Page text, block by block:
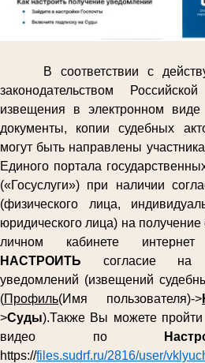
В соответствии с
законодательством
извещения в электронном
документы, копии судебных
могут быть направлены
Единого портала
(«Госуслуги») при наличии
(физического лица,
юридического лица) на
личном кабинете интернет
НАСТРОИТЬ согласие на
уведомлений (извещений
(Профиль(Имя пользователя)->
>Суды).Также Вы можете
видео по
https://files.sudrf.ru/2816/user/